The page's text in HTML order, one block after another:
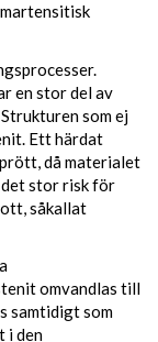
en stor del av
som ej
Ett härdat
då materialet
stor risk för
såkallat
omvandlas till
samtidigt som
i den